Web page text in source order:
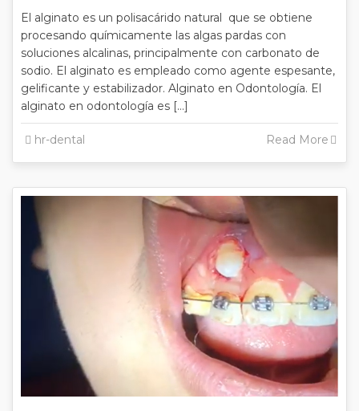
El alginato es un polisacárido natural que se obtiene
procesando químicamente las algas pardas con
soluciones alcalinas, principalmente con carbonato de
sodio. El alginato es empleado como agente espesante,
gelificante y estabilizador. Alginato en Odontología. El
alginato en odontología es […]
hr-dental Read More